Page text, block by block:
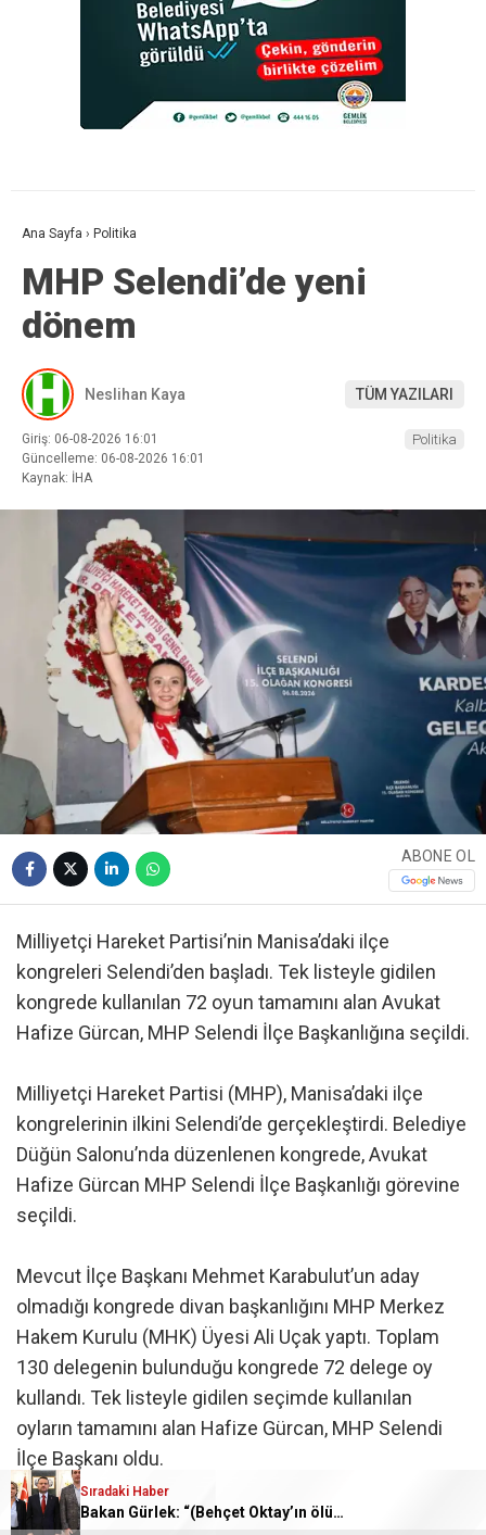
Ana Sayfa › Politika
MHP Selendi’de yeni
dönem
Neslihan Kaya TÜM YAZILARI
Giriş: 06-08-2026 16:01
Güncelleme: 06-08-2026 16:01
Kaynak: İHA
Politika
ABONE OL
Milliyetçi Hareket Partisi’nin Manisa’daki ilçe
kongreleri Selendi’den başladı. Tek listeyle gidilen
kongrede kullanılan 72 oyun tamamını alan Avukat
Hafize Gürcan, MHP Selendi İlçe Başkanlığına seçildi.
Milliyetçi Hareket Partisi (MHP), Manisa’daki ilçe
kongrelerinin ilkini Selendi’de gerçekleştirdi. Belediye
Düğün Salonu’nda düzenlenen kongrede, Avukat
Hafize Gürcan MHP Selendi İlçe Başkanlığı görevine
seçildi.
Mevcut İlçe Başkanı Mehmet Karabulut’un aday
olmadığı kongrede divan başkanlığını MHP Merkez
Hakem Kurulu (MHK) Üyesi Ali Uçak yaptı. Toplam
130 delegenin bulunduğu kongrede 72 delege oy
kullandı. Tek listeyle gidilen seçimde kullanılan
oyların tamamını alan Hafize Gürcan, MHP Selendi
İlçe Başkanı oldu.
Kongreye MHP Manisa İl Başkanı Nurullah Savaş,
Sıradaki Haber
Bakan Gürlek: “(Behçet Oktay’ın ölümü) Karanlık bir nokta kalmayacak, suçlu varsa da bunu çıkartmak devletin görevi”